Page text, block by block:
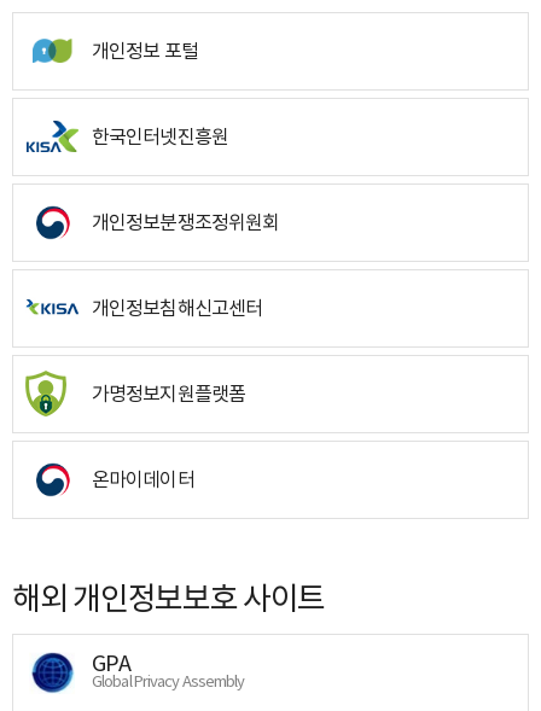
개인정보 포털
한국인터넷진흥원
개인정보분쟁조정위원회
개인정보침해신고센터
가명정보지원플랫폼
온마이데이터
해외 개인정보보호 사이트
GPA
Global Privacy Assembly